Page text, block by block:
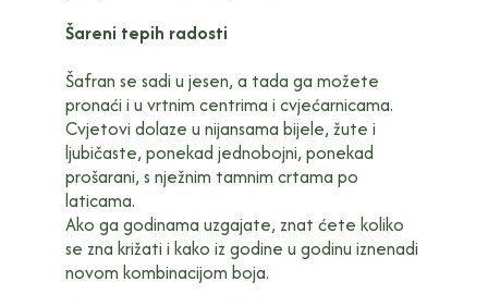
Šareni tepih radosti
Šafran se sadi u jesen, a tada ga možete
pronaći i u vrtnim centrima i cvjećarnicama.
Cvjetovi dolaze u nijansama bijele, žute i
ljubičaste, ponekad jednobojni, ponekad
prošarani, s nježnim tamnim crtama po
laticama.
Ako ga godinama uzgajate, znat ćete koliko
se zna križati i kako iz godine u godinu iznenadi
novom kombinacijom boja.